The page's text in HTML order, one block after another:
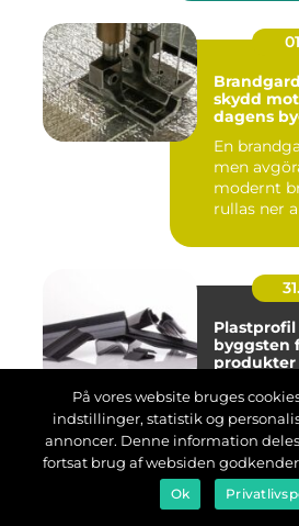
Brandgardin ett
skydd
dagens
En
men
modernt
rullas ner
Plastprofil flexibel
byggsten
produkter
En
tillverkas
och
På vores website bruges
indstillinger, statistik og
annoncer. Denne information
fortsat brug af websiden
Ok